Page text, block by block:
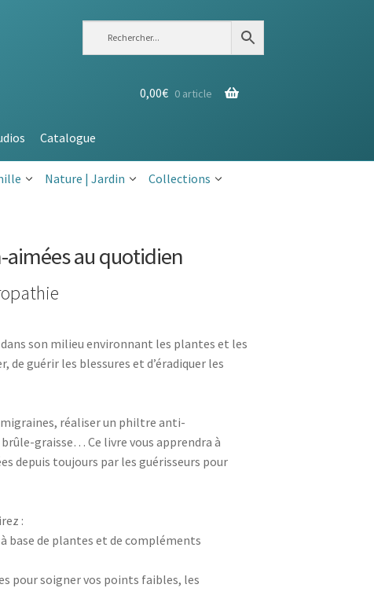
0,00€ 0 article
Catalogue
Nature | Jardin Collections
au quotidien
son milieu environnant les plantes et les
de guérir les blessures et d’éradiquer les
réaliser un philtre anti-
graisse… Ce livre vous apprendra à
depuis toujours par les guérisseurs pour
:
base de plantes et de compléments
pour soigner vos points faibles, les